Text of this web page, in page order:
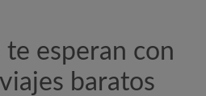
te esperan con
baratos